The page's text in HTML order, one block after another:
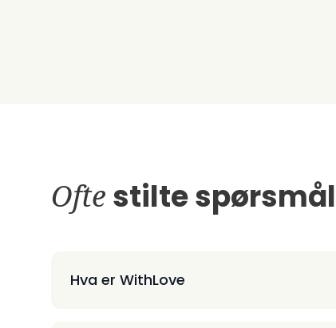
Ofte stilte spørsmål
Hva er WithLove